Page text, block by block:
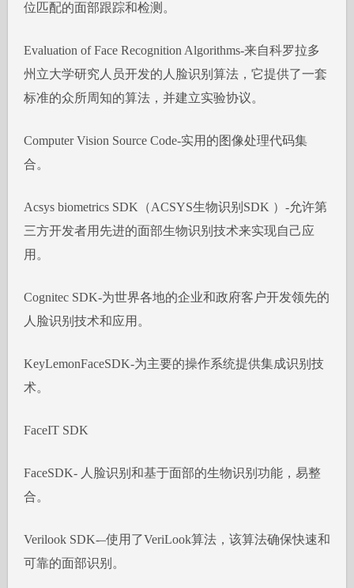
位匹配的面部跟踪和检测。
Evaluation of Face Recognition Algorithms-来自科罗拉多
州立大学研究人员开发的人脸识别算法，它提供了一套
标准的众所周知的算法，并建立实验协议。
Computer Vision Source Code-实用的图像处理代码集
合。
Acsys biometrics SDK（ACSYS生物识别SDK ）-允许第
三方开发者用先进的面部生物识别技术来实现自己应
用。
Cognitec SDK-为世界各地的企业和政府客户开发领先的
人脸识别技术和应用。
KeyLemonFaceSDK-为主要的操作系统提供集成识别技
术。
FaceIT SDK
FaceSDK- 人脸识别和基于面部的生物识别功能，易整
合。
Verilook SDK-–使用了VeriLook算法，该算法确保快速和
可靠的面部识别。